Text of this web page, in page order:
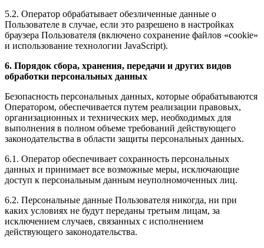
5.2. Оператор обрабатывает обезличенные данные о
Пользователе в случае, если это разрешено в настройках
браузера Пользователя (включено сохранение файлов «cookie»
и использование технологии JavaScript).
6. Порядок сбора, хранения, передачи и других видов
обработки персональных данных
Безопасность персональных данных, которые обрабатываются
Оператором, обеспечивается путем реализации правовых,
организационных и технических мер, необходимых для
выполнения в полном объеме требований действующего
законодательства в области защиты персональных данных.
6.1. Оператор обеспечивает сохранность персональных
данных и принимает все возможные меры, исключающие
доступ к персональным данным неуполномоченных лиц.
6.2. Персональные данные Пользователя никогда, ни при
каких условиях не будут переданы третьим лицам, за
исключением случаев, связанных с исполнением
действующего законодательства.